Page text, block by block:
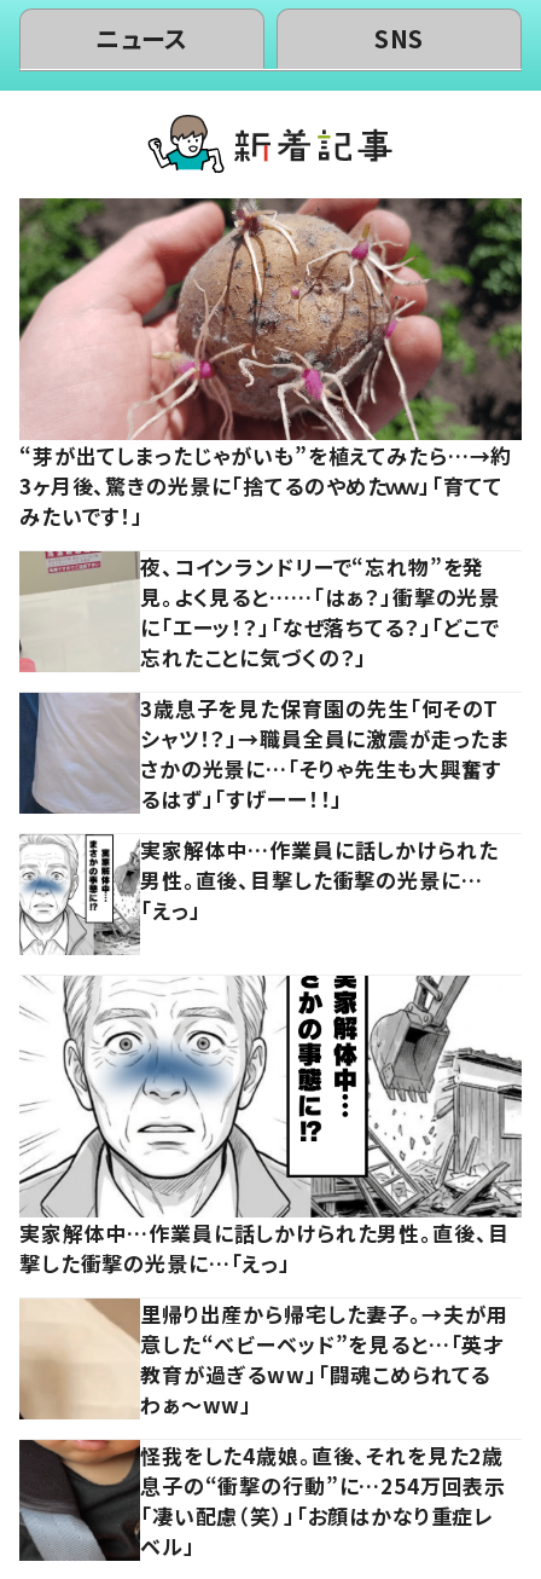
ニュース SNS
“芽が出てしまったじゃがいも”を植えてみたら…→約
3ヶ月後、驚きの光景に「捨てるのやめたｗｗ」「育てて
みたいです！」
夜、コインランドリーで“忘れ物”を発
見。よく見ると……「はぁ？」衝撃の光景
に「エーッ！？」「なぜ落ちてる？」「どこで
忘れたことに気づくの？」
3歳息子を見た保育園の先生「何そのT
シャツ！？」→職員全員に激震が走ったま
さかの光景に…「そりゃ先生も大興奮す
るはず」「すげーー！！」
実家解体中…作業員に話しかけられた
男性。直後、目撃した衝撃の光景に…
「えっ」
実家解体中…作業員に話しかけられた男性。直後、目
撃した衝撃の光景に…「えっ」
里帰り出産から帰宅した妻子。→夫が用
意した“ベビーベッド”を見ると…「英才
教育が過ぎるww」「闘魂こめられてる
わぁ～ww」
怪我をした4歳娘。直後、それを見た2歳
息子の“衝撃の行動”に…254万回表示
「凄い配慮（笑）」「お顔はかなり重症レ
ベル」